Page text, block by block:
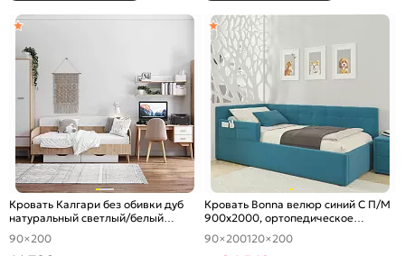
Кровать Калгари без обивки дуб
натуральный светлый/белый
матовый без П/М 900x2000,
ортопедическое основание,
90×200
Кровать Bonna велюр синий С П/М
900x2000, ортопедическое
основание, изголовье мягкое
90×200120×200